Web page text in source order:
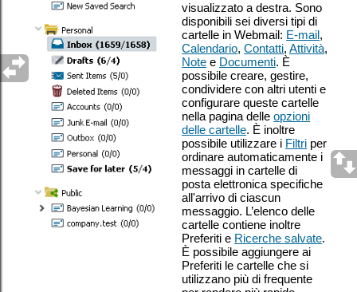
visualizzato a destra. Sono
disponibili sei diversi tipi di
cartelle in Webmail: E-mail,
Calendario,Contatti,Attività,
Note e Documenti. È
possibile creare, gestire,
condividere con altri utenti e
configurare queste cartelle
nella pagina delleopzioni
delle cartelle. È inoltre
possibile utilizzare i Filtri per
ordinare automaticamente i
messaggi in cartelle di
posta elettronica specifiche
all'arrivo di ciascun
messaggio. L’elenco delle
cartelle contiene inoltre
Preferiti e Ricerche salvate.
È possibile aggiungere ai
Preferiti le cartelle che si
utilizzano più di frequente